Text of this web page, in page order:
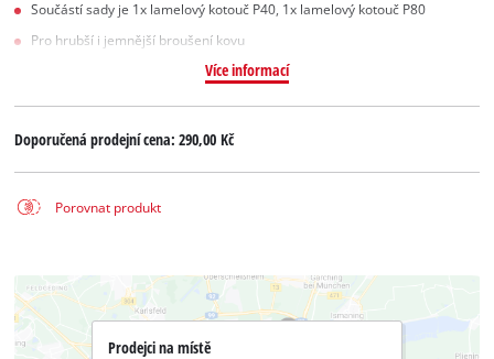
Součástí sady je 1x lamelový kotouč P40, 1x lamelový kotouč P80
Pro hrubší i jemnější broušení kovu
Více informací
Doporučená prodejní cena:290,00 Kč
Porovnat produkt
Prodejci na místě